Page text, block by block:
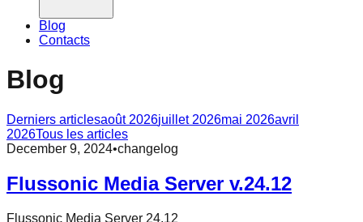
Blog
Contacts
Blog
Derniers articlesaoût 2026juillet 2026mai 2026avril
2026Tous les articles
December 9, 2024•changelog
Flussonic Media Server v.24.12
Flussonic Media Server 24.12